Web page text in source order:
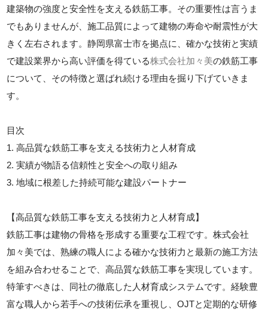
建築物の強度と安全性を支える鉄筋工事。その重要性は言うま
でもありませんが、施工品質によって建物の寿命や耐震性が大
きく左右されます。静岡県富士市を拠点に、確かな技術と実績
で建設業界から高い評価を得ている株式会社加々美の鉄筋工事
について、その特徴と選ばれ続ける理由を掘り下げていきま
す。
目次
1. 高品質な鉄筋工事を支える技術力と人材育成
2. 実績が物語る信頼性と安全への取り組み
3. 地域に根差した持続可能な建設パートナー
【高品質な鉄筋工事を支える技術力と人材育成】
鉄筋工事は建物の骨格を形成する重要な工程です。株式会社
加々美では、熟練の職人による確かな技術力と最新の施工方法
を組み合わせることで、高品質な鉄筋工事を実現しています。
特筆すべきは、同社の徹底した人材育成システムです。経験豊
富な職人から若手への技術伝承を重視し、OJTと定期的な研修